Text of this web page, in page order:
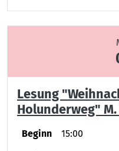
Lesung
Holunderweg"
Beginn 15:00